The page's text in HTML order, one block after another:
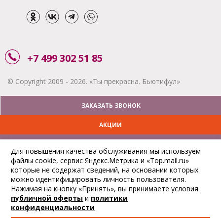
+7 499 302 51 85
© Copyright 2009 - 2026. «Ты прекрасна. Бьютифул»
ЗАКАЗАТЬ ЗВОНОК
АКЦИИ
ОПЛАТА
ОТСЛЕДИТЬ ЗАКАЗ
Для повышения качества обслуживания мы используем
файлы cookie, сервис Яндекс.Метрика и «Top.mail.ru»
которые не содержат сведений, на основании которых
можно идентифицировать личность пользователя.
Нажимая на кнопку «Принять», вы принимаете условия
публичной оферты и политики
конфиденциальности